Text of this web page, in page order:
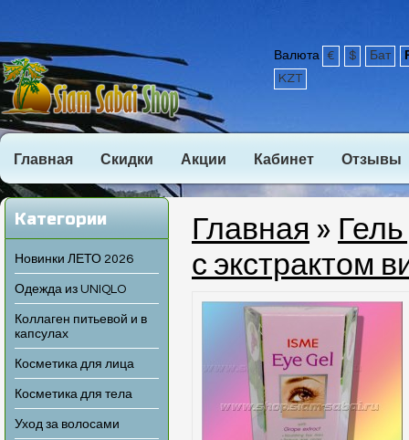
Валюта € $ Бат
KZT
Главная Скидки Акции Кабинет Отзывы
Категории
Новинки ЛЕТО 2026
Одежда из UNIQLO
Коллаген питьевой и в
капсулах
Косметика для лица
Косметика для тела
Уход за волосами
Главная »
с экстрактом